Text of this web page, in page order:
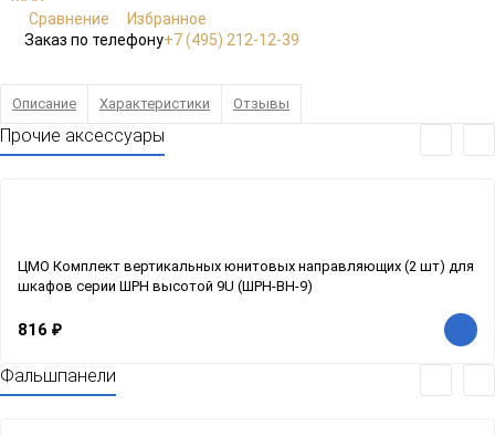
Сравнение
Избранное
Заказ по телефону+7 (495) 212-12-39
Описание Характеристики Отзывы
Прочие аксессуары
ЦМО Комплект вертикальных юнитовых направляющих (2 шт) для
шкафов серии ШРН высотой 9U (ШРН-ВН-9)
816 ₽
Фальшпанели